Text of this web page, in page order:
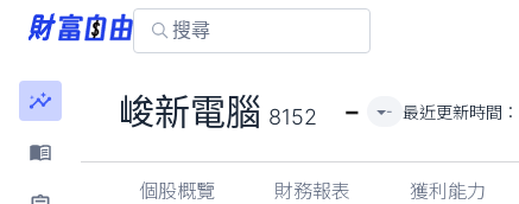
峻新電腦 8152 - - 最近更新時間：
個股概覽 財務報表 獲利能力